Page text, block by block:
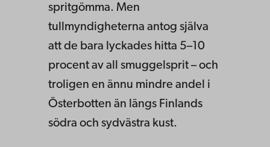
spritgömma. Men
tullmyndigheterna antog själva
att de bara lyckades hitta 5–10
procent av all smuggelsprit – och
troligen en ännu mindre andel i
Österbotten än längs Finlands
södra och sydvästra kust.